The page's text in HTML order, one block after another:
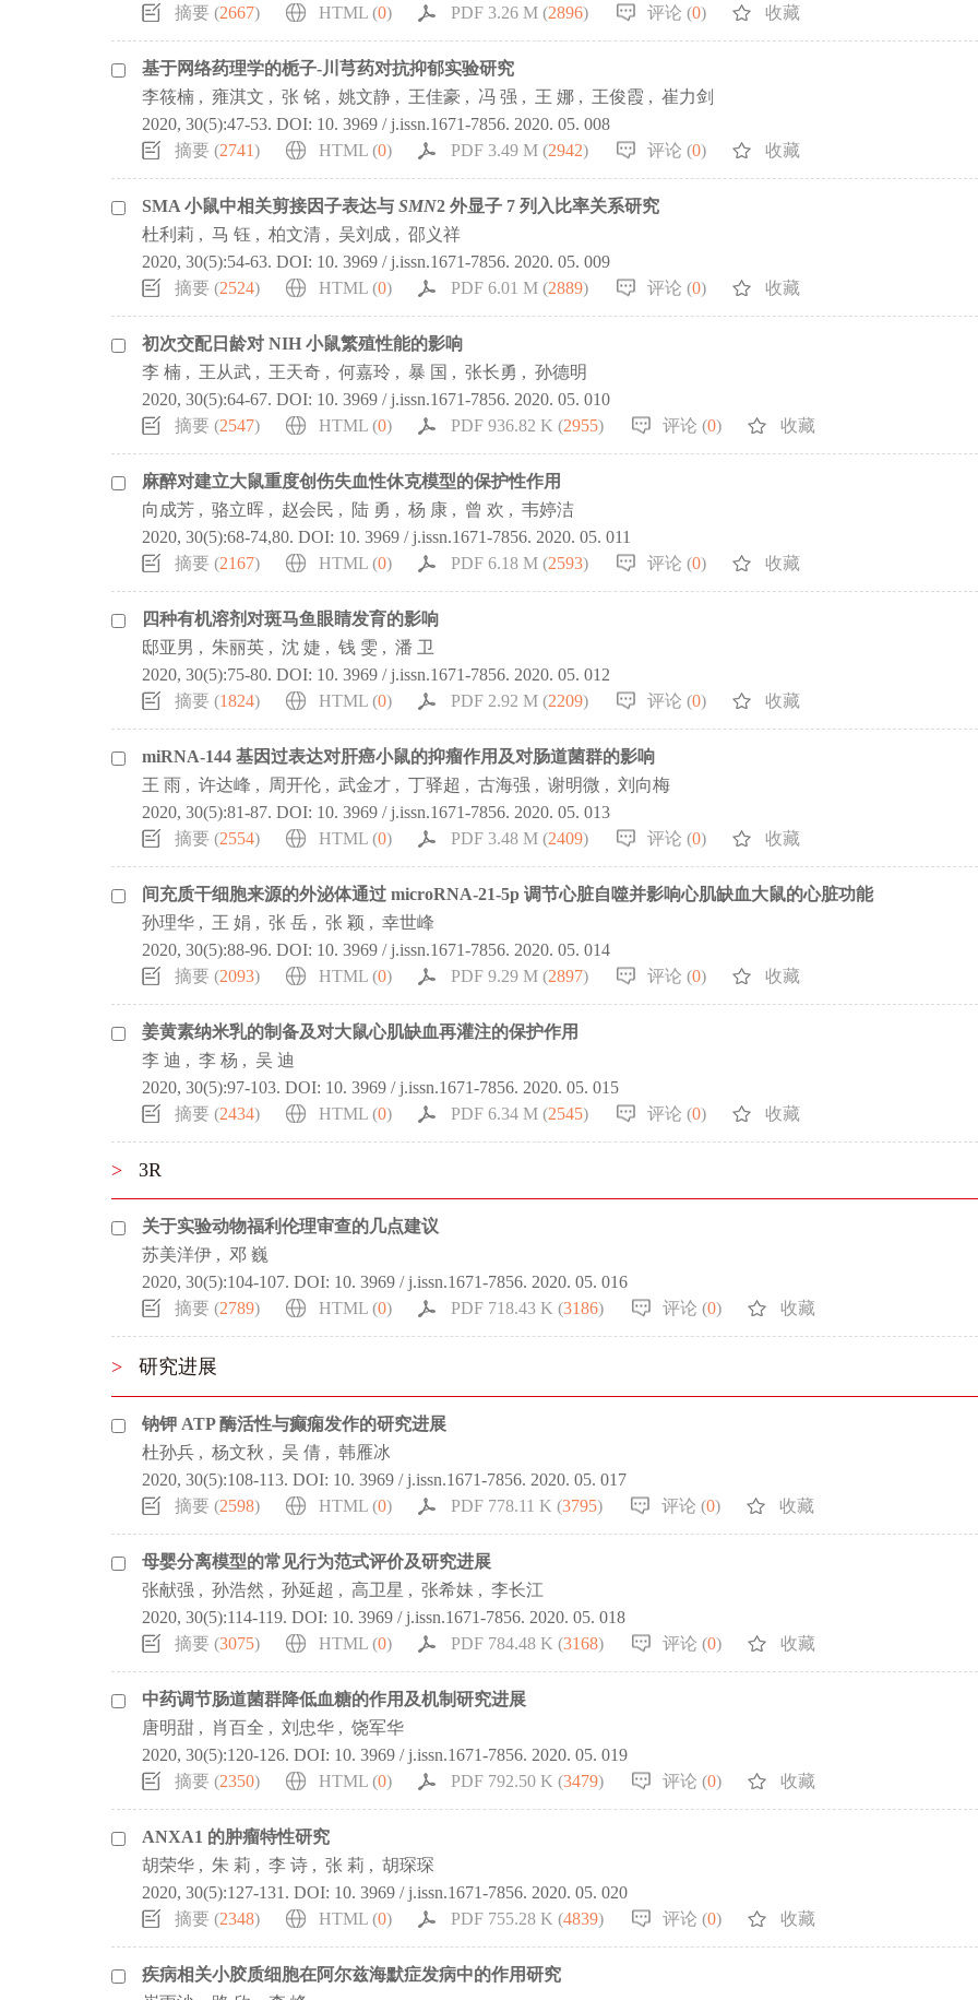
摘要 (2667) HTML (0) PDF 3.26 M (2896) 评论 (0) 收藏
基于网络药理学的栀子-川芎药对抗抑郁实验研究
李筱楠 , 雍淇文 , 张 铭 , 姚文静 , 王佳豪 , 冯 强 , 王 娜 , 王俊霞 , 崔力剑
2020, 30(5):47-53. DOI: 10. 3969 / j.issn.1671-7856. 2020. 05. 008
摘要 (2741) HTML (0) PDF 3.49 M (2942) 评论 (0) 收藏
SMA 小鼠中相关剪接因子表达与 SMN2 外显子 7 列入比率关系研究
杜利莉 , 马 钰 , 柏文清 , 吴刘成 , 邵义祥
2020, 30(5):54-63. DOI: 10. 3969 / j.issn.1671-7856. 2020. 05. 009
摘要 (2524) HTML (0) PDF 6.01 M (2889) 评论 (0) 收藏
初次交配日龄对 NIH 小鼠繁殖性能的影响
李 楠 , 王从武 , 王天奇 , 何嘉玲 , 暴 国 , 张长勇 , 孙德明
2020, 30(5):64-67. DOI: 10. 3969 / j.issn.1671-7856. 2020. 05. 010
摘要 (2547) HTML (0) PDF 936.82 K (2955) 评论 (0) 收藏
麻醉对建立大鼠重度创伤失血性休克模型的保护性作用
向成芳 , 骆立晖 , 赵会民 , 陆 勇 , 杨 康 , 曾 欢 , 韦婷洁
2020, 30(5):68-74,80. DOI: 10. 3969 / j.issn.1671-7856. 2020. 05. 011
摘要 (2167) HTML (0) PDF 6.18 M (2593) 评论 (0) 收藏
四种有机溶剂对斑马鱼眼睛发育的影响
邸亚男 , 朱丽英 , 沈 婕 , 钱 雯 , 潘 卫
2020, 30(5):75-80. DOI: 10. 3969 / j.issn.1671-7856. 2020. 05. 012
摘要 (1824) HTML (0) PDF 2.92 M (2209) 评论 (0) 收藏
miRNA-144 基因过表达对肝癌小鼠的抑瘤作用及对肠道菌群的影响
王 雨 , 许达峰 , 周开伦 , 武金才 , 丁驿超 , 古海强 , 谢明微 , 刘向梅
2020, 30(5):81-87. DOI: 10. 3969 / j.issn.1671-7856. 2020. 05. 013
摘要 (2554) HTML (0) PDF 3.48 M (2409) 评论 (0) 收藏
间充质干细胞来源的外泌体通过 microRNA-21-5p 调节心脏自噬并影响心肌缺血大鼠的心脏功能
孙理华 , 王 娟 , 张 岳 , 张 颖 , 幸世峰
2020, 30(5):88-96. DOI: 10. 3969 / j.issn.1671-7856. 2020. 05. 014
摘要 (2093) HTML (0) PDF 9.29 M (2897) 评论 (0) 收藏
姜黄素纳米乳的制备及对大鼠心肌缺血再灌注的保护作用
李 迪 , 李 杨 , 吴 迪
2020, 30(5):97-103. DOI: 10. 3969 / j.issn.1671-7856. 2020. 05. 015
摘要 (2434) HTML (0) PDF 6.34 M (2545) 评论 (0) 收藏
> 3R
关于实验动物福利伦理审查的几点建议
苏美洋伊 , 邓 巍
2020, 30(5):104-107. DOI: 10. 3969 / j.issn.1671-7856. 2020. 05. 016
摘要 (2789) HTML (0) PDF 718.43 K (3186) 评论 (0) 收藏
> 研究进展
钠钾 ATP 酶活性与癫痫发作的研究进展
杜孙兵 , 杨文秋 , 吴 倩 , 韩雁冰
2020, 30(5):108-113. DOI: 10. 3969 / j.issn.1671-7856. 2020. 05. 017
摘要 (2598) HTML (0) PDF 778.11 K (3795) 评论 (0) 收藏
母婴分离模型的常见行为范式评价及研究进展
张献强 , 孙浩然 , 孙延超 , 高卫星 , 张希妹 , 李长江
2020, 30(5):114-119. DOI: 10. 3969 / j.issn.1671-7856. 2020. 05. 018
摘要 (3075) HTML (0) PDF 784.48 K (3168) 评论 (0) 收藏
中药调节肠道菌群降低血糖的作用及机制研究进展
唐明甜 , 肖百全 , 刘忠华 , 饶军华
2020, 30(5):120-126. DOI: 10. 3969 / j.issn.1671-7856. 2020. 05. 019
摘要 (2350) HTML (0) PDF 792.50 K (3479) 评论 (0) 收藏
ANXA1 的肿瘤特性研究
胡荣华 , 朱 莉 , 李 诗 , 张 莉 , 胡琛琛
2020, 30(5):127-131. DOI: 10. 3969 / j.issn.1671-7856. 2020. 05. 020
摘要 (2348) HTML (0) PDF 755.28 K (4839) 评论 (0) 收藏
疾病相关小胶质细胞在阿尔兹海默症发病中的作用研究